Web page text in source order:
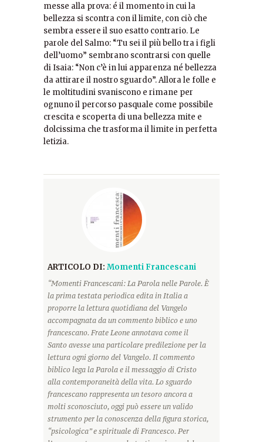
messe alla prova: é il momento in cui la
bellezza si scontra con il limite, con ciò che
sembra essere il suo esatto contrario. Le
parole del Salmo: “Tu sei il più bello tra i figli
dell’uomo” sembrano scontrarsi con quelle
di Isaia: “Non c’è in lui apparenza né bellezza
da attirare il nostro sguardo”. Allora le folle e
le moltitudini svaniscono e rimane per
ognuno il percorso pasquale come possibile
crescita e scoperta di una bellezza mite e
dolcissima che trasforma il limite in perfetta
letizia.
ARTICOLO DI: Momenti Francescani
“Momenti Francescani: La Parola nelle Parole. È
la prima testata periodica edita in Italia a
proporre la lettura quotidiana del Vangelo
accompagnata da un commento biblico e uno
francescano. Frate Leone annotava come il
Santo avesse una particolare predilezione per la
lettura ogni giorno del Vangelo. Il commento
biblico lega la Parola e il messaggio di Cristo
alla contemporaneità della vita. Lo sguardo
francescano rappresenta un tesoro ancora a
molti sconosciuto, oggi può essere un valido
strumento per la conoscenza della figura storica,
“psicologica” e spirituale di Francesco. Per